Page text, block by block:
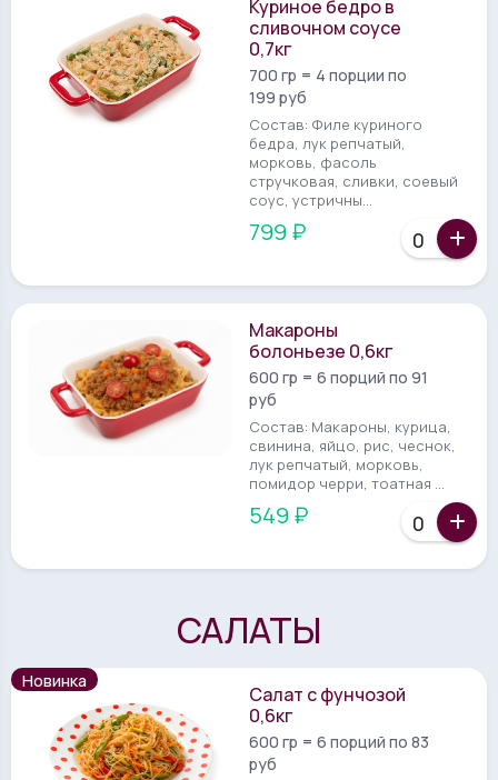
Куриное бедро в
сливочном соусе
0,7кг
700 гр = 4 порции по
199 руб
Состав: Филе куриного
бедра, лук репчатый,
морковь, фасоль
стручковая, сливки, соевый
соус, устричны...
799 ₽
Макароны
болоньезе 0,6кг
600 гр = 6 порций по 91
руб
Состав: Макароны, курица,
свинина, яйцо, рис, чеснок,
лук репчатый, морковь,
помидор черри, тоатная ...
549 ₽
САЛАТЫ
Новинка
Салат с фунчозой
0,6кг
600 гр = 6 порций по 83
руб